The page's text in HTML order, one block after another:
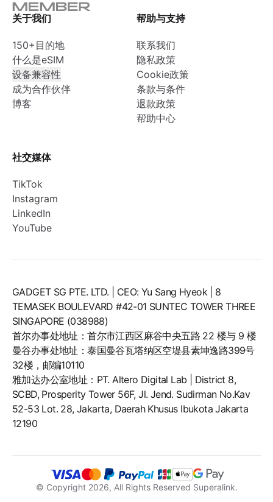
关于我们
150+目的地
什么是eSIM
设备兼容性
成为合作伙伴
博客
帮助与支持
联系我们
隐私政策
Cookie政策
条款与条件
退款政策
帮助中心
社交媒体
TikTok
Instagram
LinkedIn
YouTube
GADGET SG PTE. LTD. | CEO: Yu Sang Hyeok | 8
TEMASEK BOULEVARD #42-01 SUNTEC TOWER THREE
SINGAPORE (038988)
首尔办事处地址：首尔市江西区麻谷中央五路 22 楼与 9 楼
曼谷办事处地址：泰国曼谷瓦塔纳区空堤县素坤逸路399号
32楼，邮编10110
雅加达办公室地址：PT. Altero Digital Lab | District 8,
SCBD, Prosperity Tower 56F, Jl. Jend. Sudirman No.Kav
52-53 Lot. 28, Jakarta, Daerah Khusus Ibukota Jakarta
12190
© Copyright 2026, All Rights Reserved Superalink.